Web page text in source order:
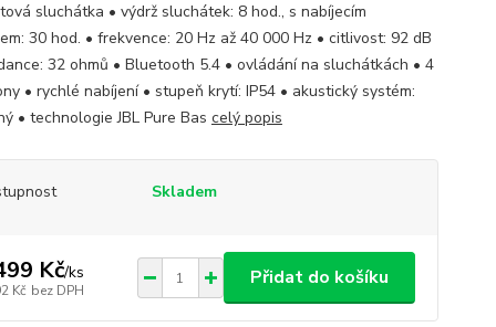
sluchátka • výdrž sluchátek: 8 hod., s nabíjecím
30 hod. • frekvence: 20 Hz až 40 000 Hz • citlivost: 92 dB
32 ohmů • Bluetooth 5.4 • ovládání na sluchátkách • 4
• rychlé nabíjení • stupeň krytí: IP54 • akustický systém:
• technologie JBL Pure Bas celý popis
Skladem
Kč/ks
Kč bez DPH
Přidat do košíku